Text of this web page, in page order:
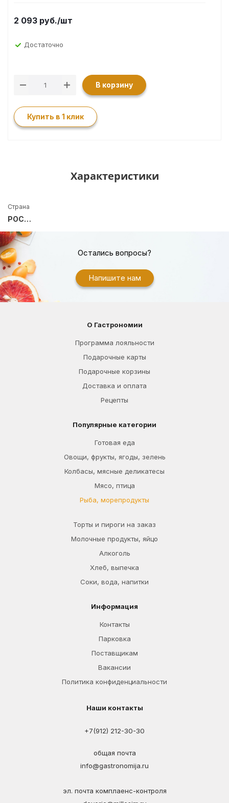
2 093 руб./шт
Достаточно
В корзину
Купить в 1 клик
Характеристики
Страна
РОССИЯ
Остались вопросы?
Напишите нам
О Гастрономии
Программа лояльности
Подарочные карты
Подарочные корзины
Доставка и оплата
Рецепты
Популярные категории
Готовая еда
Овощи, фрукты, ягоды, зелень
Колбасы, мясные деликатесы
Мясо, птица
Рыба, морепродукты
Торты и пироги на заказ
Молочные продукты, яйцо
Алкоголь
Хлеб, выпечка
Соки, вода, напитки
Информация
Контакты
Парковка
Поставщикам
Вакансии
Политика конфиденциальности
Наши контакты
+7(912) 212-30-30
общая почта
info@gastronomija.ru
эл. почта комплаенс-контроля